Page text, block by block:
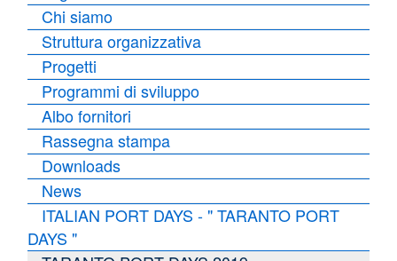
Chi siamo
Struttura organizzativa
Progetti
Programmi di sviluppo
Albo fornitori
Rassegna stampa
Downloads
News
ITALIAN PORT DAYS - " TARANTO PORT
DAYS "